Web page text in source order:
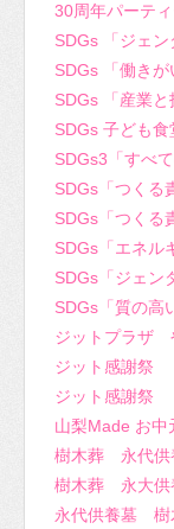
30周年パーテ
SDGs 「ジェン
SDGs 「働きが
SDGs 「産業と
SDGs 子ども食
SDGs3「すべ
SDGs「つくる
SDGs「つくる
SDGs「エネル
SDGs「ジェン
SDGs「質の高
ジットプラザ
ジット感謝祭
ジット感謝祭
山梨Made お中
樹木葬 永代供
樹木葬 永大供
永代供養墓 樹